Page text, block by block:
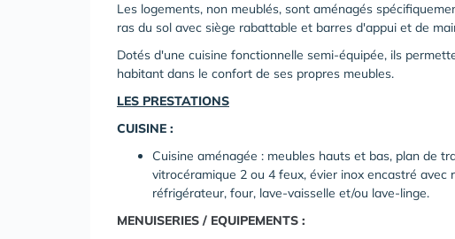
Les logements, non meublés, sont aménagés
ras du sol avec siège rabattable et barres d'appui et de
Dotés d'une cuisine fonctionnelle semi-équipée, ils
habitant dans le confort de ses propres meubles.
LES PRESTATIONS
CUISINE :
Cuisine aménagée : meubles hauts et bas, plan de
vitrocéramique 2 ou 4 feux, évier inox encastré
réfrigérateur, four, lave-vaisselle et/ou lave-linge.
MENUISERIES / EQUIPEMENTS :